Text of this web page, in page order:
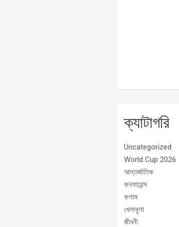
ক্যাটাগরি
Uncategorized
World Cup 2026
আন্তর্জাতিক
কনফারেন্স
কলাম
খেলাধুলা
জীবনী